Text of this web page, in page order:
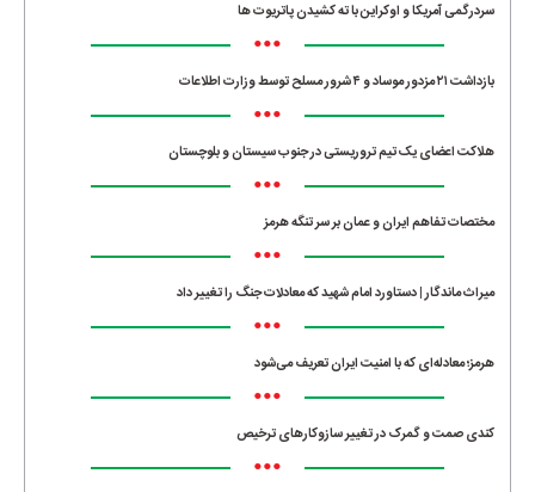
سردرگمی آمریکا و اوکراین با ته کشیدن پاتریوت ها
•••
بازداشت ۲۱ مزدور موساد و ۴ شرور مسلح توسط وزارت اطلاعات
•••
هلاکت اعضای یک تیم تروریستی در جنوب سیستان و بلوچستان
•••
مختصات تفاهم ایران و عمان بر سر تنگه هرمز
•••
میراث ماندگار | دستاورد امام شهید که معادلات جنگ را تغییر داد
•••
هرمز؛ معادله‌ای که با امنیت ایران تعریف می‌شود
•••
کندی صمت و گمرک در تغییر سازوکارهای ترخیص
•••